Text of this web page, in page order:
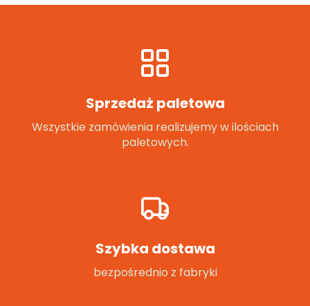
Sprzedaż paletowa
Wszystkie zamówienia realizujemy w ilościach
paletowych.
Szybka dostawa
bezpośrednio z fabryki